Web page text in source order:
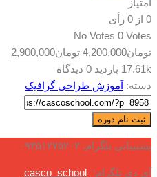
عدد
0 از 0 رأی
No Votes 0 Votes
تومان4,200,000 قیمت
اصلی:
تومان4,200,000
بود.
تومان2,900,000
17.61k بازدید
دسته: آموزش طراحی گرافیک
نقاشی
عدد
ثبت نام دوره
پشتیبانی تلگرام: ۰۹۳۵۱۲۷۵۲۰۲
آی دی تلگرام: casco_school